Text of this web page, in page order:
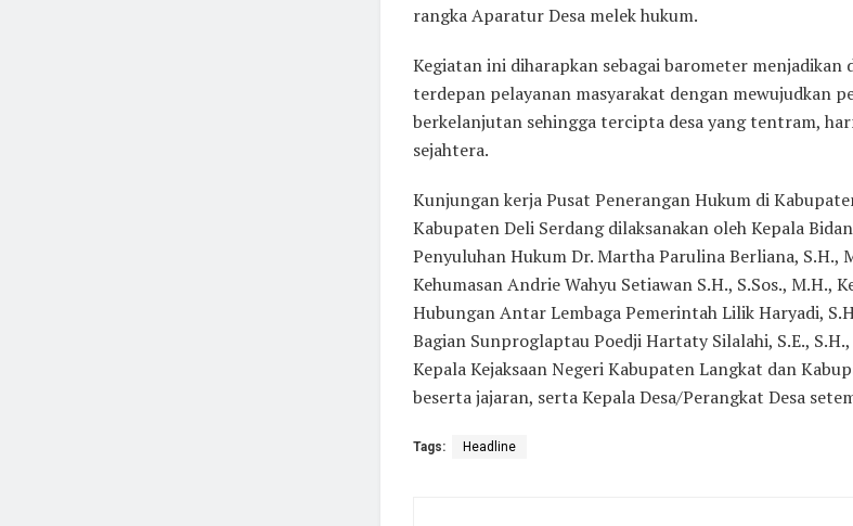
rangka Aparatur Desa melek hukum.
Kegiatan ini diharapkan sebagai barometer menjadikan
terdepan pelayanan masyarakat dengan mewujudkan
berkelanjutan sehingga tercipta desa yang tentram,
sejahtera.
Kunjungan kerja Pusat Penerangan Hukum di
Kabupaten Deli Serdang dilaksanakan oleh Kepala
Penyuluhan Hukum Dr. Martha Parulina Berliana, S.H.,
Kehumasan Andrie Wahyu Setiawan S.H., S.Sos., M.H.,
Hubungan Antar Lembaga Pemerintah Lilik Haryadi,
Bagian Sunproglaptau Poedji Hartaty Silalahi, S.E.,
Kepala Kejaksaan Negeri Kabupaten Langkat dan
beserta jajaran, serta Kepala Desa/Perangkat Desa
Tags: Headline